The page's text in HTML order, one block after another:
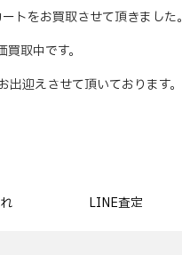
トをお買取させて頂きました。
取中です。
迎えさせて頂いております。
LINE査定